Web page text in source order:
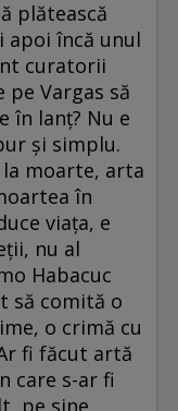
plătească
apoi încă unul
curatorii
pe Vargas să
în lanţ? Nu e
şi simplu.
moarte, arta
în
viaţa, e
nu al
Habacuc
să comită o
o crimă cu
fi făcut artă
care s-ar fi
pe sine